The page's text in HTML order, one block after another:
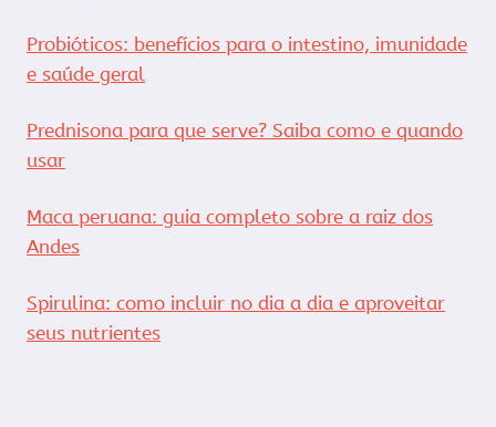
Probióticos: benefícios para o intestino, imunidade
e saúde geral
Prednisona para que serve? Saiba como e quando
usar
Maca peruana: guia completo sobre a raiz dos
Andes
Spirulina: como incluir no dia a dia e aproveitar
seus nutrientes